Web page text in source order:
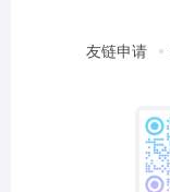
友链申请